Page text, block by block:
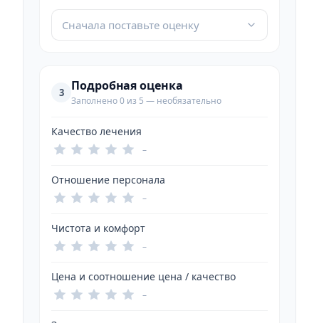
Сначала поставьте оценку
3 Подробная оценка
Заполнено 0 из 5 — необязательно
Качество лечения
–
Отношение персонала
–
Чистота и комфорт
–
Цена и соотношение цена / качество
–